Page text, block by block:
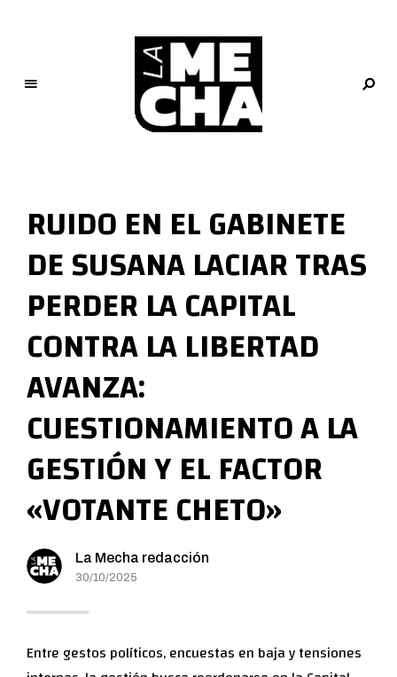
M
e
c
h
a
PERIODISMO DIGITAL
RUIDO EN EL GABINETE
DE SUSANA LACIAR TRAS
PERDER LA CAPITAL
CONTRA LA LIBERTAD
AVANZA:
CUESTIONAMIENTO A LA
GESTIÓN Y EL FACTOR
«VOTANTE CHETO»
La Mecha redacción
30/10/2025
Entre gestos políticos, encuestas en baja y tensiones